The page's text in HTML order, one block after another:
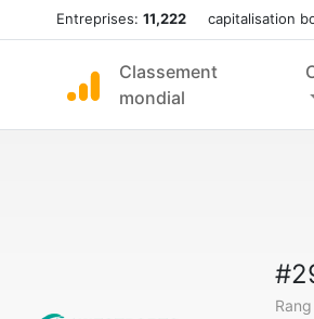
Entreprises: 11,222 capitalisation
Classement
mondial
Rang